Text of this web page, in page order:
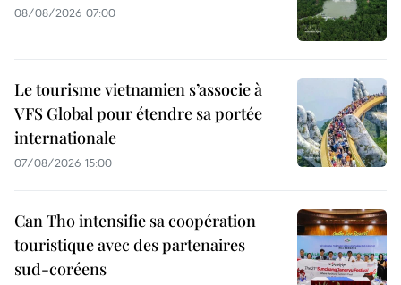
08/08/2026 07:00
Le tourisme vietnamien s’associe à
VFS Global pour étendre sa portée
internationale
07/08/2026 15:00
Can Tho intensifie sa coopération
touristique avec des partenaires
sud-coréens